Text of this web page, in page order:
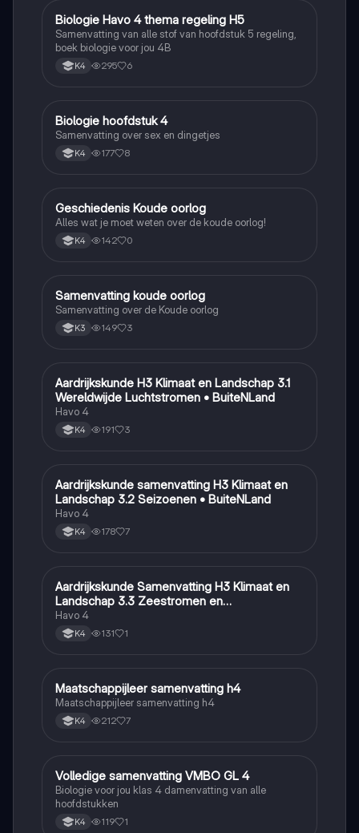
Biologie
Biologie Havo 4 thema regeling H5
Samenvatting van alle stof van hoofdstuk 5 regeling,
boek biologie voor jou 4B
K4 295 6
Biologie
Biologie hoofdstuk 4
Samenvatting over sex en dingetjes
K4 177 8
Geschiedenis
Geschiedenis Koude oorlog
Alles wat je moet weten over de koude oorlog!
K4 142 0
Geschiedenis
Samenvatting koude oorlog
Samenvatting over de Koude oorlog
K3 149 3
Aardrijkskunde
Aardrijkskunde H3 Klimaat en Landschap 3.1
Wereldwijde Luchtstromen • BuiteNLand
Havo 4
K4 191 3
Aardrijkskunde
Aardrijkskunde samenvatting H3 Klimaat en
Landschap 3.2 Seizoenen • BuiteNLand
Havo 4
K4 178 7
Aardrijkskunde
Aardrijkskunde Samenvatting H3 Klimaat en
Landschap 3.3 Zeestromen en
Klimaatgebieden • BuiteNLand
Havo 4
K4 131 1
Maatschappijleer
Maatschappijleer samenvatting h4
Maatschappijleer samenvatting h4
K4 212 7
Biologie
Volledige samenvatting VMBO GL 4
Biologie voor jou klas 4 damenvatting van alle
hoofdstukken
K4 119 1